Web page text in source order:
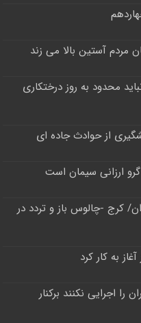
مردم آستین بالا می زند
محدود به روز درختکاری
از حوادث جاده ای
ارزانی سیمان است
کرج -چالوس باز و تردد در
به کار کرد
را اجرایی نکنند برکنار